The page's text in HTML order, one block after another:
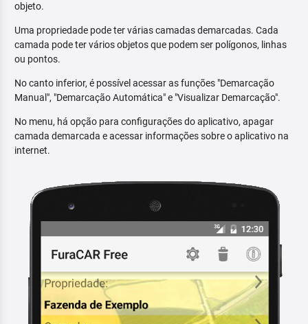
objeto.
Uma propriedade pode ter várias camadas demarcadas. Cada
camada pode ter vários objetos que podem ser polígonos, linhas
ou pontos.
No canto inferior, é possível acessar as funções "Demarcação
Manual", "Demarcação Automática" e "Visualizar Demarcação".
No menu, há opção para configurações do aplicativo, apagar
camada demarcada e acessar informações sobre o aplicativo na
internet.